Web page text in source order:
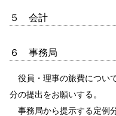
５ 会計
６ 事務局
役員・理事の旅費につい
分の提出をお願いする。
事務局から提示する定例